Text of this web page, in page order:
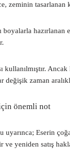
zeminin
hazırlanan
kullanılmıştır.
zaman
önemli not
uyarınca; Eserin
ve yeniden satış